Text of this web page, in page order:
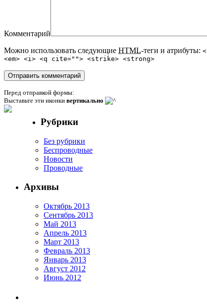
Комментарий
Можно использовать следующие HTML-теги и атрибуты:
<em> <i> <q cite=""> <strike> <strong>
Перед отправкой формы:
Выставьте эти иконки вертикально
Рубрики
Без рубрики
Беспроводные
Новости
Проводные
Архивы
Октябрь 2013
Сентябрь 2013
Май 2013
Апрель 2013
Март 2013
Февраль 2013
Январь 2013
Август 2012
Июнь 2012